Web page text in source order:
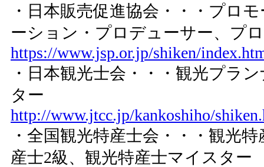
・日本販売促進協会・・・プロ
ーション・プロデューサー、プ
https://www.jsp.or.jp/shiken/
・日本観光士会・・・観光プラ
ター
http://www.jtcc.jp/kankoshiho/
・全国観光特産士会・・・観光
産士2級、観光特産士マイスター